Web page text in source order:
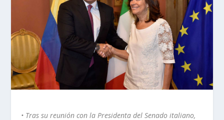
• Tras su reunión con la Presidenta del Senado italiano,